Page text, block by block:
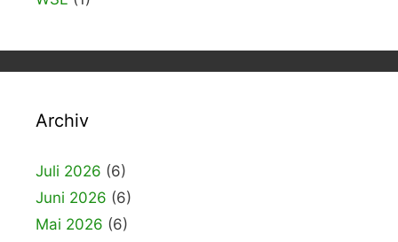
Archiv
Juli 2026 (6)
Juni 2026 (6)
Mai 2026 (6)